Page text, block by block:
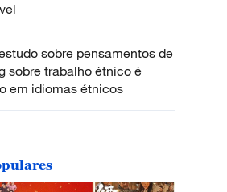
sobre pensamentos de
sobre trabalho étnico é
em idiomas étnicos